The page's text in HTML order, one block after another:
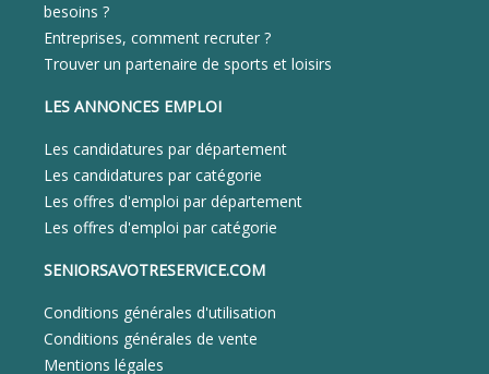
besoins ?
Entreprises, comment recruter ?
Trouver un partenaire de sports et loisirs
LES ANNONCES EMPLOI
Les candidatures par département
Les candidatures par catégorie
Les offres d'emploi par département
Les offres d'emploi par catégorie
SENIORSAVOTRESERVICE.COM
Conditions générales d'utilisation
Conditions générales de vente
Mentions légales